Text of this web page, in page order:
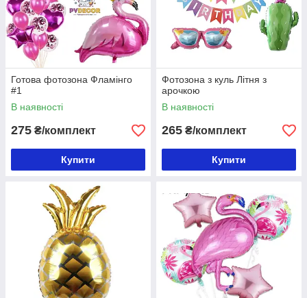
Готова фотозона Фламінго
#1
В наявності
275 ₴/комплект
Купити
Фотозона з куль Літня з
арочкою
В наявності
265 ₴/комплект
Купити